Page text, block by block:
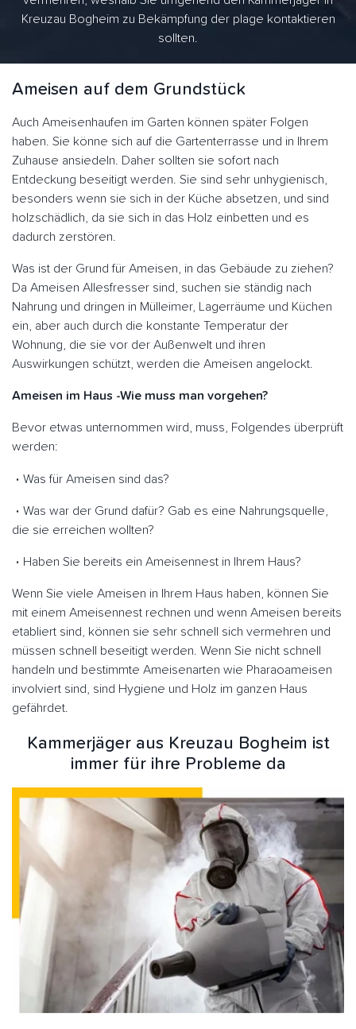
Kreuzau Bogheim zu Bekämpfung der plage kontaktieren
sollten.
Ameisen auf dem Grundstück
Auch Ameisenhaufen im Garten können später Folgen
haben. Sie könne sich auf die Gartenterrasse und in Ihrem
Zuhause ansiedeln. Daher sollten sie sofort nach
Entdeckung beseitigt werden. Sie sind sehr unhygienisch,
besonders wenn sie sich in der Küche absetzen, und sind
holzschädlich, da sie sich in das Holz einbetten und es
dadurch zerstören.
Was ist der Grund für Ameisen, in das Gebäude zu ziehen?
Da Ameisen Allesfresser sind, suchen sie ständig nach
Nahrung und dringen in Mülleimer, Lagerräume und Küchen
ein, aber auch durch die konstante Temperatur der
Wohnung, die sie vor der Außenwelt und ihren
Auswirkungen schützt, werden die Ameisen angelockt.
Ameisen im Haus -Wie muss man vorgehen?
Bevor etwas unternommen wird, muss, Folgendes überprüft
werden:
Was für Ameisen sind das?
Was war der Grund dafür? Gab es eine Nahrungsquelle,
die sie erreichen wollten?
Haben Sie bereits ein Ameisennest in Ihrem Haus?
Wenn Sie viele Ameisen in Ihrem Haus haben, können Sie
mit einem Ameisennest rechnen und wenn Ameisen bereits
etabliert sind, können sie sehr schnell sich vermehren und
müssen schnell beseitigt werden. Wenn Sie nicht schnell
handeln und bestimmte Ameisenarten wie Pharaoameisen
involviert sind, sind Hygiene und Holz im ganzen Haus
gefährdet.
Kammerjäger aus Kreuzau Bogheim ist
immer für ihre Probleme da